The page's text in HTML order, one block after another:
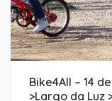
Bike4All – 14
>Largo da Luz